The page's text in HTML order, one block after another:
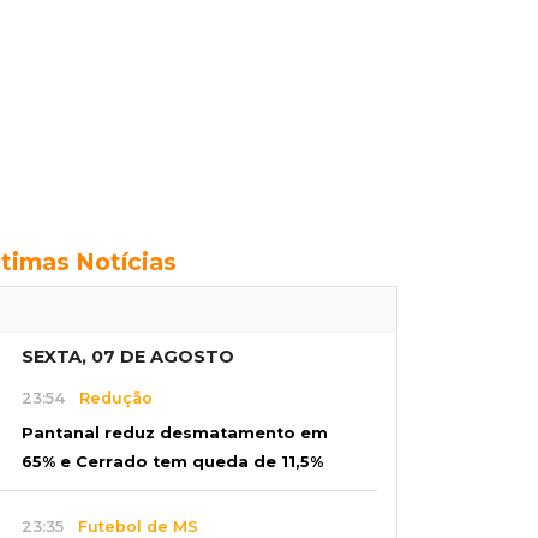
Notícias
SEXTA, 07 DE AGOSTO
23:54 Redução
Pantanal reduz desmatamento em
65% e Cerrado tem queda de 11,5%
23:35 Futebol de MS